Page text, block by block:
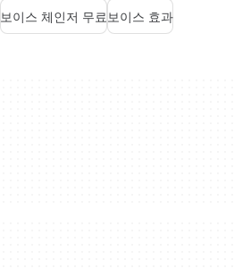
보이스 체인저 무료 보이스 효과